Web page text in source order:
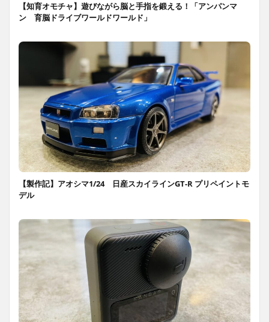
【知育オモチャ】遊びながら脳と手指を鍛える！「アンパンマ
ン 育脳ドライブワールドワールド」
【製作記】アオシマ1/24 日産スカイラインGT-R プリペイントモ
デル